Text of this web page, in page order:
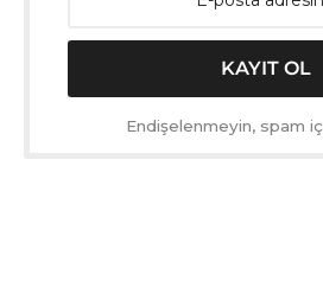
Endişelenmeyin, spam